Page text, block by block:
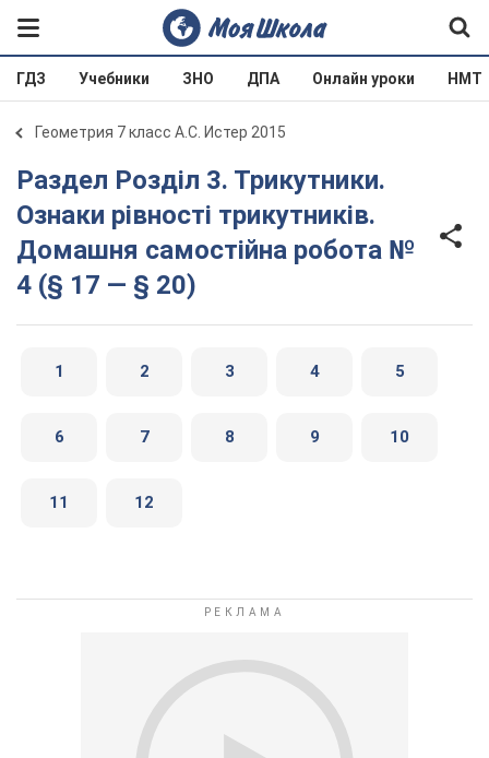
ГДЗ Учебники ЗНО ДПА Онлайн уроки НМТ
Геометрия 7 класс А.С. Истер 2015
Раздел Розділ 3. Трикутники.
Ознаки рівності трикутників.
Домашня самостійна робота №
4 (§ 17 — § 20)
1 2 3 4 5
6 7 8 9 10
11 12